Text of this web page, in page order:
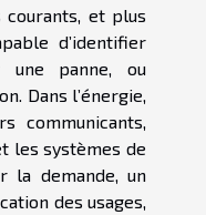
courants, et plus
d’identifier
une panne, ou
Dans l’énergie,
communicants,
les systèmes de
la demande, un
des usages,